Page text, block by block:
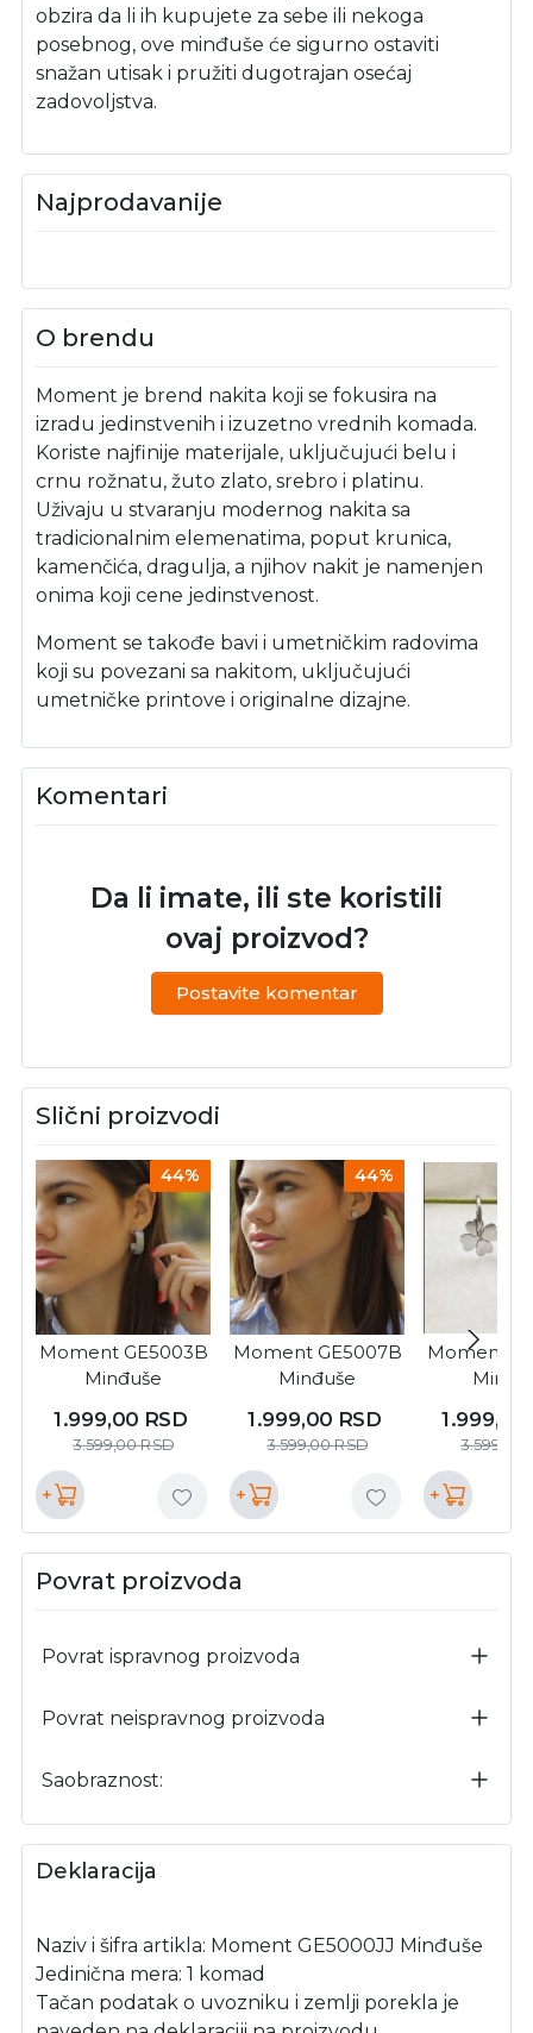
obzira da li ih kupujete za sebe ili nekoga
posebnog, ove minđuše će sigurno ostaviti
snažan utisak i pružiti dugotrajan osećaj
zadovoljstva.
Najprodavanije
O brendu
Moment je brend nakita koji se fokusira na
izradu jedinstvenih i izuzetno vrednih komada.
Koriste najfinije materijale, uključujući belu i
crnu rožnatu, žuto zlato, srebro i platinu.
Uživaju u stvaranju modernog nakita sa
tradicionalnim elemenatima, poput krunica,
kamenčića, dragulja, a njihov nakit je namenjen
onima koji cene jedinstvenost.
Moment se takođe bavi i umetničkim radovima
koji su povezani sa nakitom, uključujući
umetničke printove i originalne dizajne.
Komentari
Da li imate, ili ste koristili
ovaj proizvod?
Postavite komentar
Slični proizvodi
44%
Moment GE5003B
Minđuše
1.999,00 RSD
3.599,00RSD
+
44%
Moment GE5007B
Minđuše
1.999,00 RSD
3.599,00RSD
+
Moment
1.999,00
3.599,00
+
Povrat proizvoda
Povrat ispravnog proizvoda
Povrat neispravnog proizvoda
Saobraznost:
Deklaracija
Naziv i šifra artikla: Moment GE5000JJ Minđuše
Jedinična mera: 1 komad
Tačan podatak o uvozniku i zemlji porekla je